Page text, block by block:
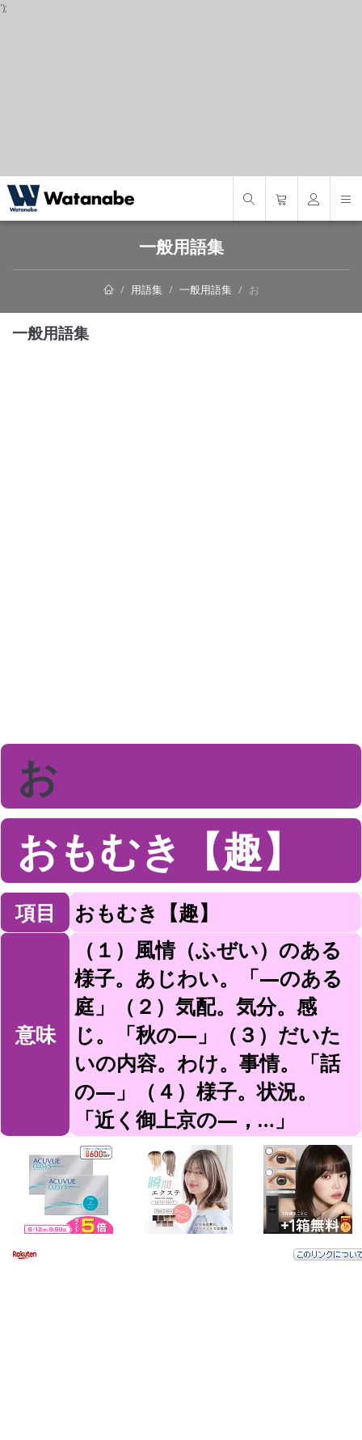
');
一般用語集
用語集 一般用語集 お
一般用語集
お
おもむき【趣】
項目 おもむき【趣】
意味
（１）風情（ふぜい）のある
様子。あじわい。「—のある
庭」（２）気配。気分。感
じ。「秋の—」（３）だいた
いの内容。わけ。事情。「話
の—」（４）様子。状況。
「近く御上京の—，…」